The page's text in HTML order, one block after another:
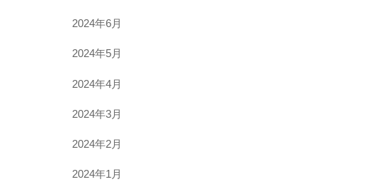
2024年6月
2024年5月
2024年4月
2024年3月
2024年2月
2024年1月